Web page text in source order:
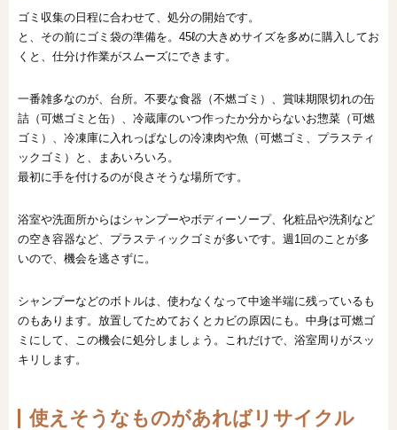
ゴミ収集の日程に合わせて、処分の開始です。
と、その前にゴミ袋の準備を。45ℓの大きめサイズを多めに購入してお
くと、仕分け作業がスムーズにできます。
一番雑多なのが、台所。不要な食器（不燃ゴミ）、賞味期限切れの缶
詰（可燃ゴミと缶）、冷蔵庫のいつ作ったか分からないお惣菜（可燃
ゴミ）、冷凍庫に入れっぱなしの冷凍肉や魚（可燃ゴミ、プラスティ
ックゴミ）と、まあいろいろ。
最初に手を付けるのが良さそうな場所です。
浴室や洗面所からはシャンプーやボディーソープ、化粧品や洗剤など
の空き容器など、プラスティックゴミが多いです。週1回のことが多
いので、機会を逃さずに。
シャンプーなどのボトルは、使わなくなって中途半端に残っているも
のもあります。放置してためておくとカビの原因にも。中身は可燃ゴ
ミにして、この機会に処分しましょう。これだけで、浴室周りがスッ
キリします。
使えそうなものがあればリサイクル